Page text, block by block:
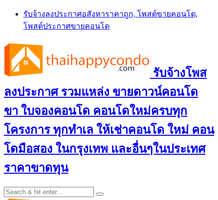
Skip
content
รับจ้างลงประกาศอสังหาราคาถูก, โพสต์ขายคอนโด,
โพสต์ประกาศขายคอนโด
รับจ้างโพส
ลงประกาศ รวมแหล่ง ขายดาวน์คอนโด
ขา ใบจองคอนโด คอนโดใหม่ครบทุก
โครงการ ทุกทำเล ให้เช่าคอนโด ใหม่ คอน
โดมือสอง ในกรุงเทพ และอื่นๆในประเทศ
ราคาขาดทุน